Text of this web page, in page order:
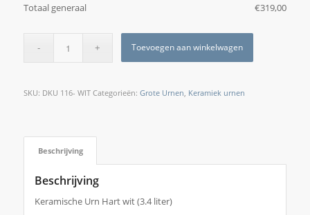
Totaal generaal
€‎319,00
Toevoegen aan winkelwagen
SKU: DKU 116- WIT Categorieën: Grote Urnen Keramiek urnen
Beschrijving
Beschrijving
Keramische Urn Hart wit (3.4 liter)